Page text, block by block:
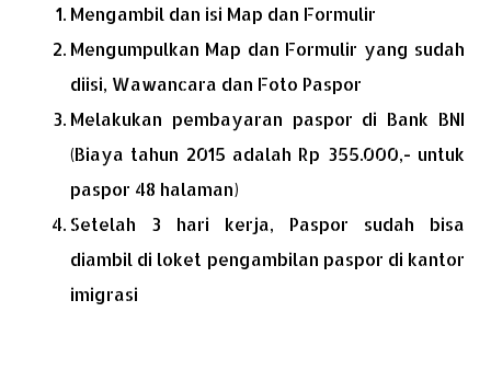
Mengambil dan isi Map dan Formulir
Mengumpulkan Map dan Formulir yang sudah
diisi, Wawancara dan Foto Paspor
Melakukan pembayaran paspor di Bank BNI
(Biaya tahun 2015 adalah Rp 355.000,- untuk
paspor 48 halaman)
Setelah 3 hari kerja, Paspor sudah bisa
diambil di loket pengambilan paspor di kantor
imigrasi